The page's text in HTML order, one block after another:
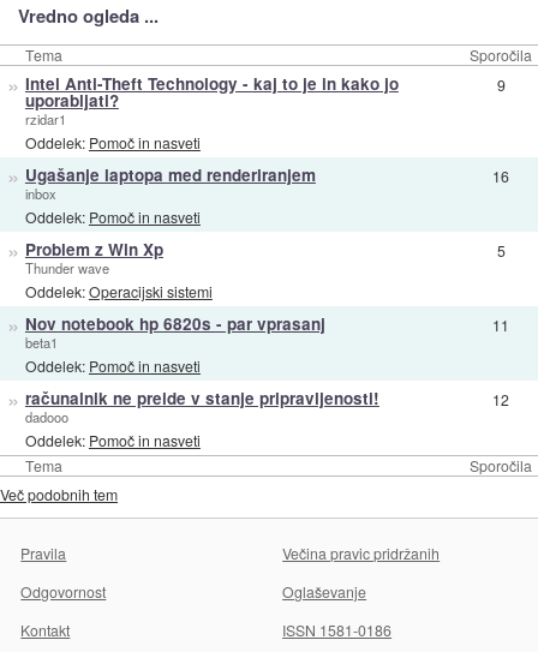
Vredno ogleda ...
Tema Sporočila
Tema Sporočila
» Intel Anti-Theft Technology - kaj to je in kako jo
uporabljati?
rzidar1
Oddelek: Pomoč in nasveti
9
» Ugašanje laptopa med renderiranjem
inbox
Oddelek: Pomoč in nasveti
16
» Problem z Win Xp
Thunder wave
Oddelek:Operacijski sistemi
5
» Nov notebook hp 6820s - par vprasanj
beta1
Oddelek: Pomoč in nasveti
11
» računalnik ne preide v stanje pripravljenosti!
dadooo
Oddelek: Pomoč in nasveti
12
Več podobnih tem
Pravila
Večina pravic pridržanih
Odgovornost
Oglaševanje
Kontakt
ISSN 1581-0186